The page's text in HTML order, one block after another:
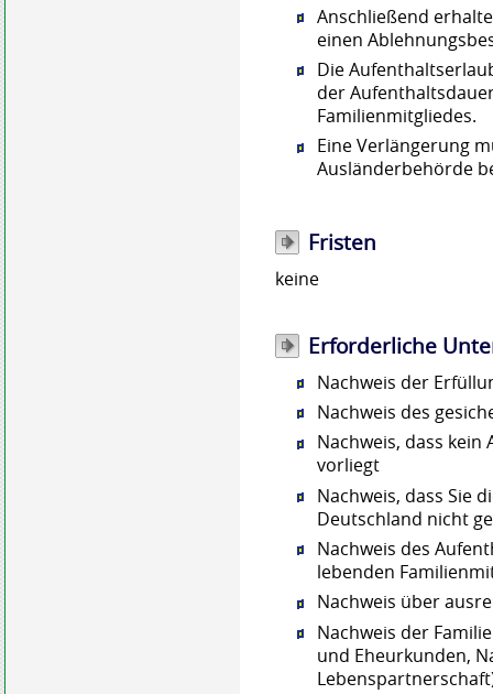
Anschließend
einen
Die
der
Familienmitgliedes.
EineVerlängerung
Ausländerbehörde
Fristen
keine
Erforderliche
Nachweis der
Nachweis des
Nachweis, dass kein
vorliegt
Nachweis, dass Sie
Deutschland nicht
Nachweis des
lebenden
Nachweis über
Nachweis der
und Eheurkunden,